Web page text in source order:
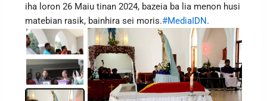
iha loron 26 Maiu tinan 2024, bazeia ba lia menon husi
matebian rasik, bainhira sei moris.#MediaIDN.